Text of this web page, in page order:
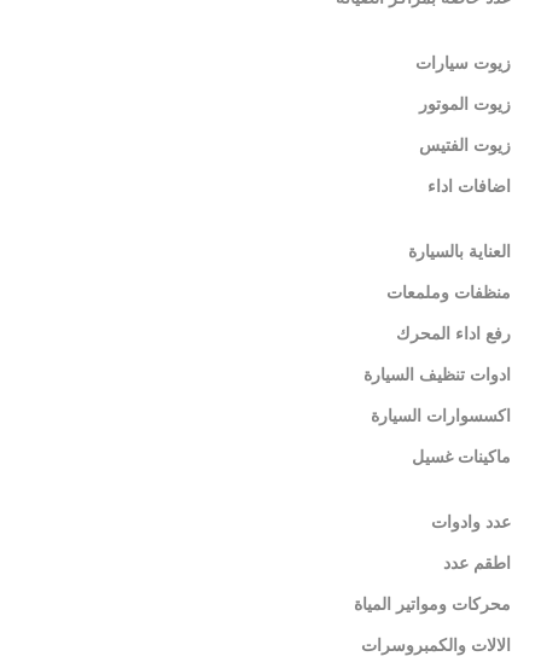
زيوت سيارات
زيوت الموتور
زيوت الفتيس
اضافات اداء
العناية بالسيارة
منظفات وملمعات
رفع اداء المحرك
ادوات تنظيف السيارة
اكسسوارات السيارة
ماكينات غسيل
عدد وادوات
اطقم عدد
محركات ومواتير المياة
الالات والكمبروسرات